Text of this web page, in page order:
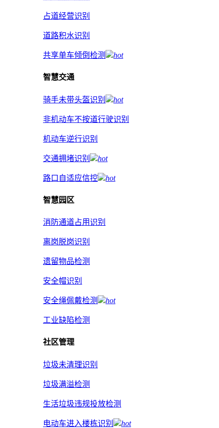
占道经营识别
道路积水识别
共享单车倾倒检测 hot
智慧交通
骑手未带头盔识别 hot
非机动车不按道行驶识别
机动车逆行识别
交通拥堵识别 hot
路口自适应信控 hot
智慧园区
消防通道占用识别
离岗脱岗识别
遗留物品检测
安全帽识别
安全绳佩戴检测 hot
工业缺陷检测
社区管理
垃圾未清理识别
垃圾满溢检测
生活垃圾违规投放检测
电动车进入楼栋识别 hot